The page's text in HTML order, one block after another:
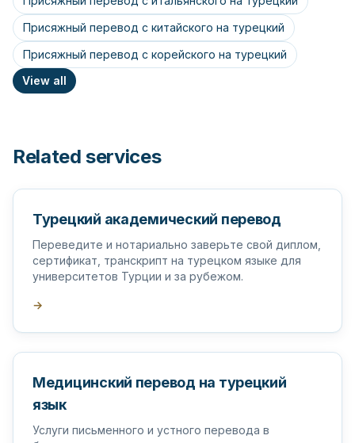
Присяжный перевод с китайского на турецкий
Присяжный перевод с корейского на турецкий
View all
Related services
Турецкий академический перевод
Переведите и нотариально заверьте свой диплом,
сертификат, транскрипт на турецком языке для
университетов Турции и за рубежом.
→
Медицинский перевод на турецкий
язык
Услуги письменного и устного перевода в